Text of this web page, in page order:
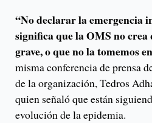
“No declarar la emergencia
significa que la OMS no crea
grave, o que no la tomemos
misma conferencia de prensa
de la organización, Tedros
quien señaló que están
evolución de la epidemia.